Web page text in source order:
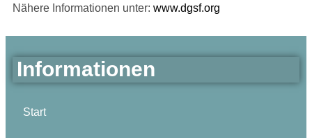
Nähere Informationen unter: www.dgsf.org
Informationen
Start